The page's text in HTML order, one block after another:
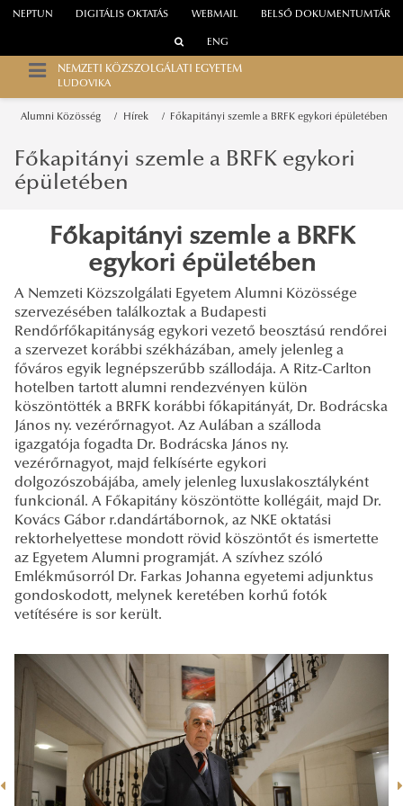
WEBMAIL
NEPTUN DIGITÁLIS OKTATÁS BELSŐ DOKUMENTUMTÁR
ENG
NEMZETI KÖZSZOLGÁLATI EGYETEM
LUDOVIKA
Alumni Közösség Hírek Főkapitányi szemle a BRFK egykori épületében
Főkapitányi szemle a BRFK egykori
épületében
Főkapitányi szemle a BRFK
egykori épületében
A Nemzeti Közszolgálati Egyetem Alumni Közössége
szervezésében találkoztak a Budapesti
Rendőrfőkapitányság egykori vezető beosztású rendőrei
a szervezet korábbi székházában, amely jelenleg a
főváros egyik legnépszerűbb szállodája. A Ritz-Carlton
hotelben tartott alumni rendezvényen külön
köszöntötték a BRFK korábbi főkapitányát, Dr. Bodrácska
János ny. vezérőrnagyot. Az Aulában a szálloda
igazgatója fogadta Dr. Bodrácska János ny.
vezérőrnagyot, majd felkísérte egykori
dolgozószobájába, amely jelenleg luxuslakosztályként
funkcionál. A Főkapitány köszöntötte kollégáit, majd Dr.
Kovács Gábor r.dandártábornok, az NKE oktatási
rektorhelyettese mondott rövid köszöntőt és ismertette
az Egyetem Alumni programját. A szívhez szóló
Emlékműsorról Dr. Farkas Johanna egyetemi adjunktus
gondoskodott, melynek keretében korhű fotók
vetítésére is sor került.